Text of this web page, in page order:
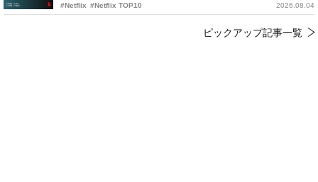
#Netflix #Netflix TOP10 2026.08.04
ピックアップ記事一覧